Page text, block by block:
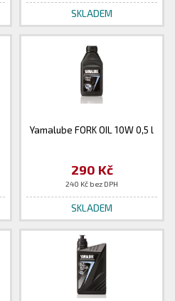
SKLADEM
Yamalube FORK OIL 10W 0,5 l
290 Kč
240 Kč bez DPH
SKLADEM